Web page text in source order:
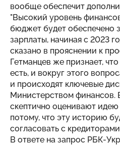
вообще обеспечит
"Высокий уровень
бюджет будет обеспечено
зарплаты, начиная с 2023
сказано в прояснении к
Гетманцев же признает,
есть, и вокруг этого
и происходят ключевые
Министерством финансов.
скептично оценивают идею
потому, что эту историю
согласовать с
В ответе на запрос РБК-